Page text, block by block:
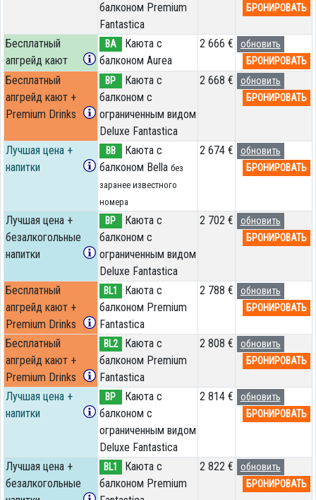
балконом Premium
Fantastica
БРОНИРОВАТЬ
Бесплатный
апгрейд кают
BA
Каюта с
балконом Aurea
2 666 €
обновить
БРОНИРОВАТЬ
Бесплатный
апгрейд кают +
Premium Drinks
BP
Каюта с
балконом c
ограниченным видом
Deluxe Fantastica
2 668 €
обновить
БРОНИРОВАТЬ
Лучшая цена +
напитки
BB
Каюта с
балконом Bella без
заранее известного
номера
2 674 €
обновить
БРОНИРОВАТЬ
Лучшая цена +
безалкогольные
напитки
BP
Каюта с
балконом c
ограниченным видом
Deluxe Fantastica
2 702 €
обновить
БРОНИРОВАТЬ
Бесплатный
апгрейд кают +
Premium Drinks
BL1
Каюта с
балконом Premium
Fantastica
2 788 €
обновить
БРОНИРОВАТЬ
Бесплатный
апгрейд кают +
Premium Drinks
BL2
Каюта с
балконом Premium
Fantastica
2 808 €
обновить
БРОНИРОВАТЬ
Лучшая цена +
напитки
BP
Каюта с
балконом c
ограниченным видом
Deluxe Fantastica
2 814 €
обновить
БРОНИРОВАТЬ
Лучшая цена +
безалкогольные
BL1
Каюта с
балконом Premium
2 822 €
обновить
БРОНИРОВАТЬ